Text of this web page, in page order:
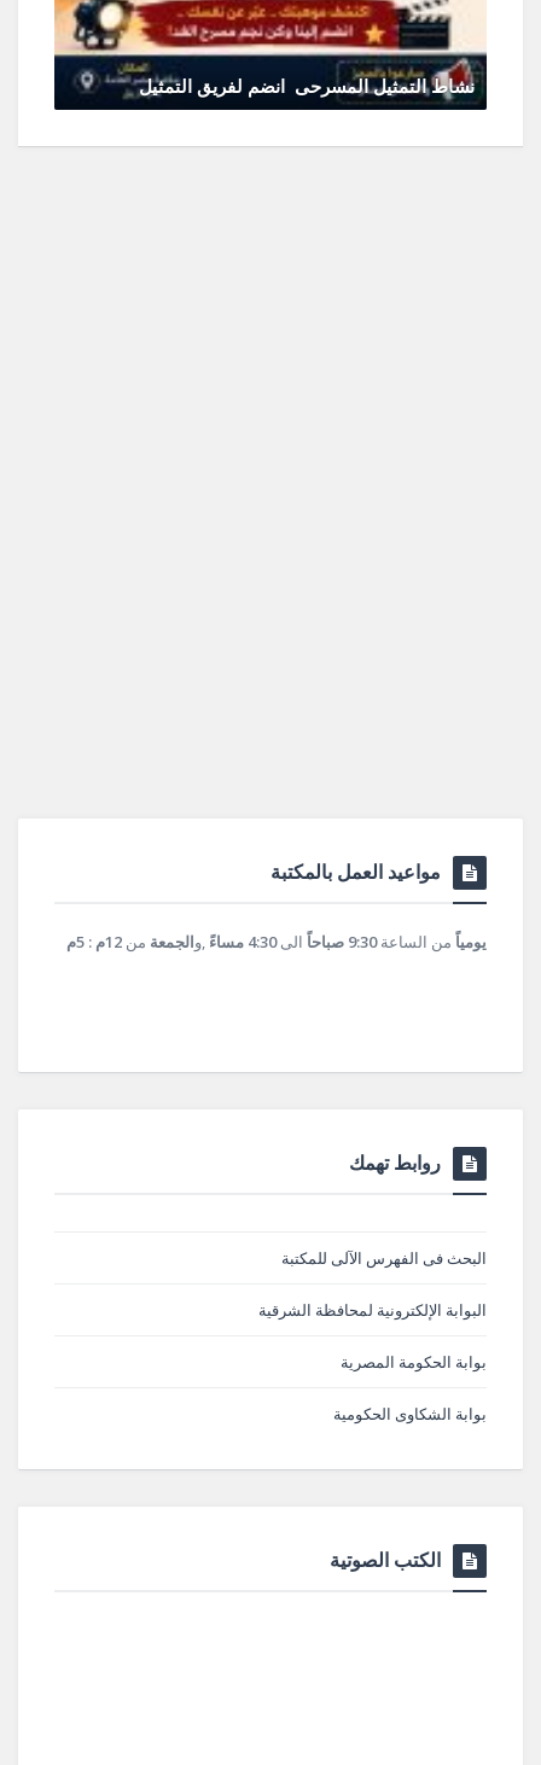
نشاط التمثيل المسرحى انضم لفريق التمثيل
مواعيد العمل بالمكتبة
يومياً من الساعة9:30 صباحاً الى4:30 مساءً ,والجمعة من 12م : 5م
روابط تهمك
البحث فى الفهرس الآلى للمكتبة
البوابة الإلكترونية لمحافظة الشرقية
بوابة الحكومة المصرية
بوابة الشكاوى الحكومية
الكتب الصوتية